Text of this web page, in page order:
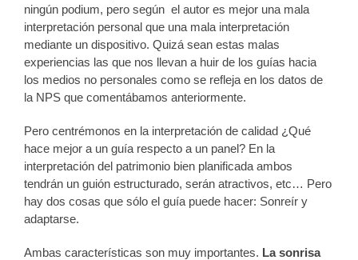
ningún podium, pero según el autor es mejor una mala
interpretación personal que una mala interpretación
mediante un dispositivo. Quizá sean estas malas
experiencias las que nos llevan a huir de los guías hacia
los medios no personales como se refleja en los datos de
la NPS que comentábamos anteriormente.
Pero centrémonos en la interpretación de calidad ¿Qué
hace mejor a un guía respecto a un panel? En la
interpretación del patrimonio bien planificada ambos
tendrán un guión estructurado, serán atractivos, etc… Pero
hay dos cosas que sólo el guía puede hacer: Sonreír y
adaptarse.
Ambas características son muy importantes. La sonrisa